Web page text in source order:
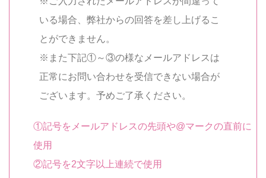
いる場合、弊社からの回答を差し上げるこ
とができません。
※また下記①～③の様なメールアドレスは
正常にお問い合わせを受信できない場合が
ございます。予めご了承ください。
①記号をメールアドレスの先頭や@マークの直前に
使用
②記号を2文字以上連続で使用